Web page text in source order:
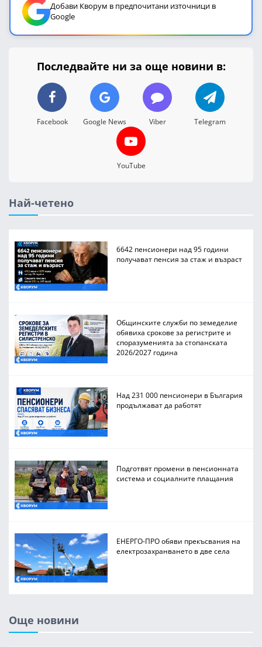
Добави Кворум в предпочитани източници в
Google
Последвайте ни за още новини в:
Facebook Google News Viber Telegram
YouTube
Най-четено
6642 пенсионери над 95 години
получават пенсия за стаж и възраст
Общинските служби по земеделие
обявиха срокове за регистрите и
споразуменията за стопанската
2026/2027 година
Над 231 000 пенсионери в България
продължават да работят
Подготвят промени в пенсионната
система и социалните плащания
ЕНЕРГО-ПРО обяви прекъсвания на
електрозахранването в две села
Още новини